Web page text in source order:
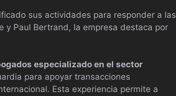
sus actividades para responder a las
y Paul Bertrand, la empresa destaca por
especializado en el sector
para apoyar transacciones
Esta experiencia permite a